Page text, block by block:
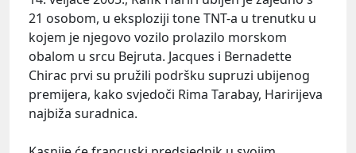
21 osobom, u eksploziji tone TNT-a u trenutku u
kojem je njegovo vozilo prolazilo morskom
obalom u srcu Bejruta. Jacques i Bernadette
Chirac prvi su pružili podršku supruzi ubijenog
premijera, kako svjedoči Rima Tarabay, Haririjeva
najbiža suradnica.